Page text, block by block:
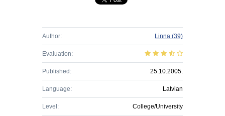
Author: Linna (39)
Evaluation:
Published: 25.10.2005.
Language: Latvian
Level: College/University